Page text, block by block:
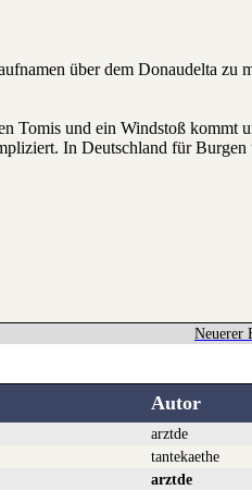
über dem Donaudelta zu
Tomis und ein Windstoß kommt
In Deutschland für Burgen
Neuerer
Autor
arztde
tantekaethe
arztde